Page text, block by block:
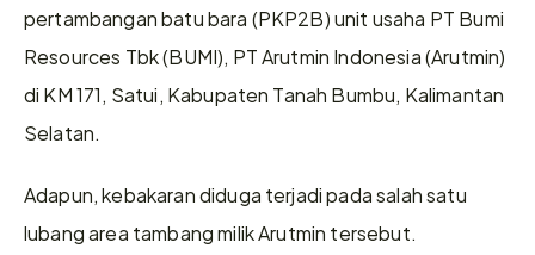
pertambangan batu bara (PKP2B) unit usaha PT Bumi
Resources Tbk (BUMI), PT Arutmin Indonesia (Arutmin)
di KM 171, Satui, Kabupaten Tanah Bumbu, Kalimantan
Selatan.
Adapun, kebakaran diduga terjadi pada salah satu
lubang area tambang milik Arutmin tersebut.